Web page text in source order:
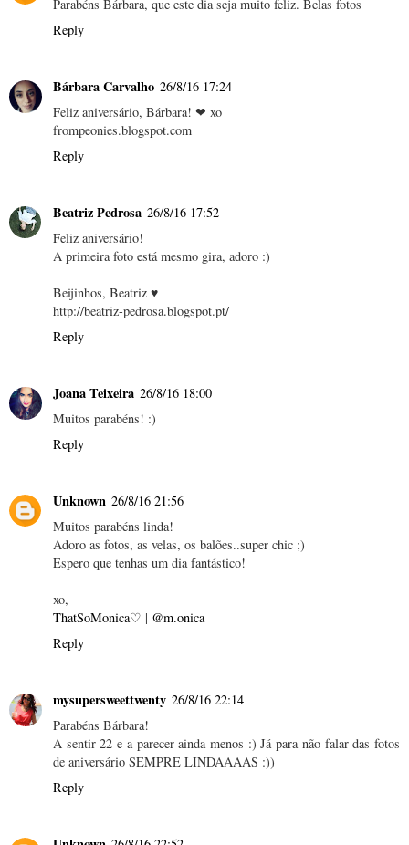
Parabéns Bárbara, que este dia seja muito feliz. Belas fotos
Reply
Bárbara Carvalho 26/8/16 17:24
Feliz aniversário, Bárbara! ❤ xo
frompeonies.blogspot.com
Reply
Beatriz Pedrosa 26/8/16 17:52
Feliz aniversário!
A primeira foto está mesmo gira, adoro :)
Beijinhos, Beatriz ♥
http://beatriz-pedrosa.blogspot.pt/
Reply
Joana Teixeira 26/8/16 18:00
Muitos parabéns! :)
Reply
Unknown 26/8/16 21:56
Muitos parabéns linda!
Adoro as fotos, as velas, os balões..super chic ;)
Espero que tenhas um dia fantástico!
xo,
ThatSoMonica♡ | @m.onica
Reply
mysupersweettwenty 26/8/16 22:14
Parabéns Bárbara!
A sentir 22 e a parecer ainda menos :) Já para não falar das fotos
de aniversário SEMPRE LINDAAAAS :))
Reply